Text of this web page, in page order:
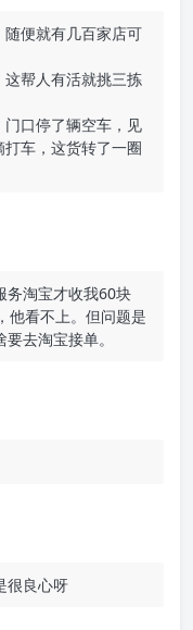
便就有几百家店可
帮人有活就挑三拣
口停了辆空车，见
车，这货转了一圈
务淘宝才收我60块
他看不上。但问题是
去淘宝接单。
很良心呀